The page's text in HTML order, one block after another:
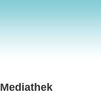
Mediathek